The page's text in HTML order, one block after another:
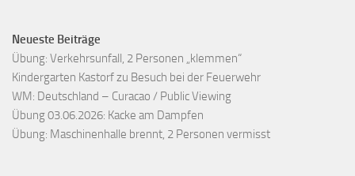
Neueste Beiträge
Übung: Verkehrsunfall, 2 Personen „klemmen“
Kindergarten Kastorf zu Besuch bei der Feuerwehr
WM: Deutschland – Curacao / Public Viewing
Übung 03.06.2026: Kacke am Dampfen
Übung: Maschinenhalle brennt, 2 Personen vermisst